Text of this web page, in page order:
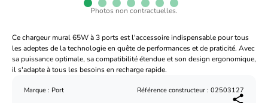
Photos non contractuelles.
Ce chargeur mural 65W à 3 ports est l'accessoire indispensable pour tous
les adeptes de la technologie en quête de performances et de praticité. Avec
sa puissance optimale, sa compatibilité étendue et son design ergonomique,
il s'adapte à tous les besoins en recharge rapide.
Marque : Port Référence constructeur : 02503127